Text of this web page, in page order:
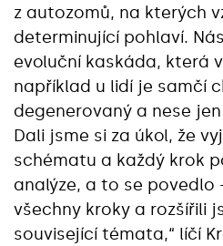
z autozomů, na kterých
determinující pohlaví.
evoluční kaskáda, která
například u lidí je samčí
degenerovaný a nese
Dali jsme si za úkol, že
schématu a každý krok
analýze, a to se povedlo
všechny kroky a rozšířili
související témata,“‎ líčí